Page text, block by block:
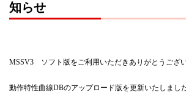
知らせ
MSSV3 ソフト版をご利用いただきありがとうござい
動作特性曲線DBのアップロード版を更新いたしまし